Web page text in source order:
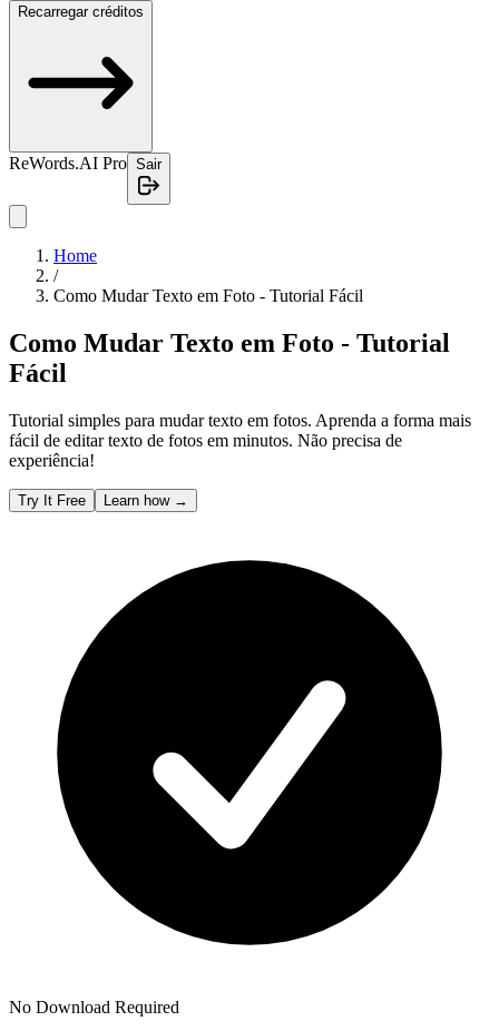
Recarregar créditos
ReWords.AI Pro Sair
Home
/
Como Mudar Texto em Foto - Tutorial Fácil
Como Mudar Texto em Foto - Tutorial
Fácil
Tutorial simples para mudar texto em fotos. Aprenda a forma mais
fácil de editar texto de fotos em minutos. Não precisa de
experiência!
Try It Free Learn how →
No Download Required